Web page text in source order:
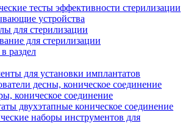
тесты эффективности стерилизации
устройства
для стерилизации
для стерилизации
раздел
для установки имплантатов
десны, коническое соединение
коническое соединение
двухэтапные коническое соединение
наборы инструментов для